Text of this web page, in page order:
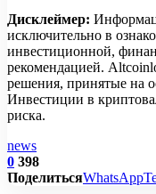
покупкой нужно
калькуляторе
Дисклеймер:
исключительно в
инвестиционной,
рекомендацией.
решения, принятые на
Инвестиции в
риска.
news
0 398
ПоделитьсяWhatsApp